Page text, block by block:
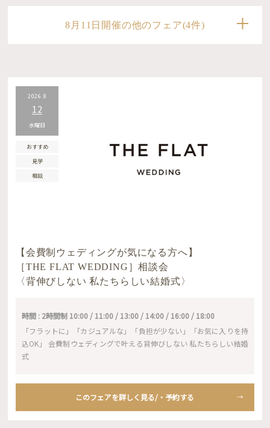
8月11日開催の他のフェア(4件)
2026.8
12
水曜日
おすすめ
見学
相談
【会費制ウェディングが気になる方へ】
［THE FLAT WEDDING］相談会
〈背伸びしない 私たちらしい結婚式〉
時間 : 2時間制 10:00 / 11:00 / 13:00 / 14:00 / 16:00 / 18:00
「フラットに」「カジュアルな」「負担が少ない」「お気に入りを持
込OK」 会費制ウェディングで叶える背伸びしない 私たちらしい結婚
式
このフェアを詳しく見る/・予約する